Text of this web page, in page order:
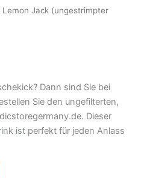
Lemon Jack (ungestrimpter
Dann sind Sie bei
Sie den ungefilterten,
Dieser
ist perfekt für jeden Anlass